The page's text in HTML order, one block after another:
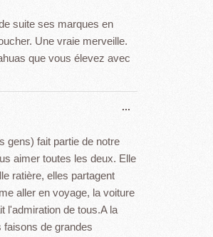
suite ses marques en
Une vraie merveille.
que vous élevez avec
gens) fait partie de notre
aimer toutes les deux. Elle
ratière, elles partagent
aller en voyage, la voiture
l'admiration de tous.A la
faisons de grandes
...
méta.